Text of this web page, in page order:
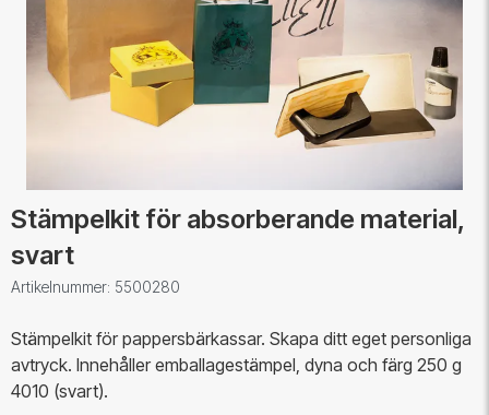
Stämpelkit för absorberande material,
svart
Artikelnummer: 5500280
Stämpelkit för pappersbärkassar. Skapa ditt eget personliga
avtryck. Innehåller emballagestämpel, dyna och färg 250 g
4010 (svart).